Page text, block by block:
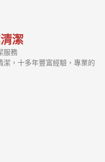
潔
服務
潔，十多年豐富經驗，專業的